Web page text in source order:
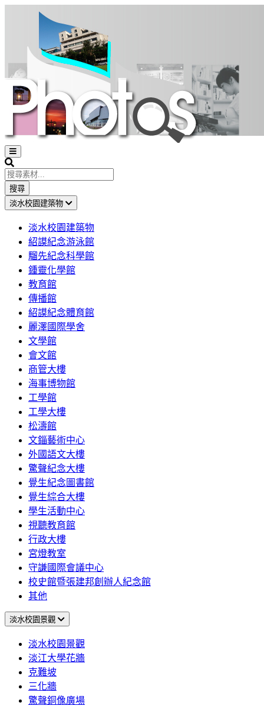
Open
sidebar
Search
搜尋
淡水校園建築物
淡水校園建築物
紹謨紀念游泳館
騮先紀念科學館
鍾靈化學館
教育館
傳播館
紹謨紀念體育館
麗澤國際學舍
文學館
會文館
商管大樓
海事博物館
工學館
工學大樓
松濤館
文錙藝術中心
外國語文大樓
驚聲紀念大樓
覺生紀念圖書館
覺生綜合大樓
學生活動中心
視聽教育館
行政大樓
宮燈教室
守謙國際會議中心
校史館暨張建邦創辦人紀念館
其他
淡水校園景觀
淡水校園景觀
淡江大學花牆
克難坡
三化牆
驚聲銅像廣場